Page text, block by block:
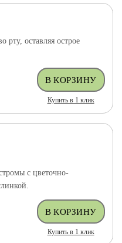
рту, оставляя острое
Купить в 1 клик
с цветочно-
Купить в 1 клик